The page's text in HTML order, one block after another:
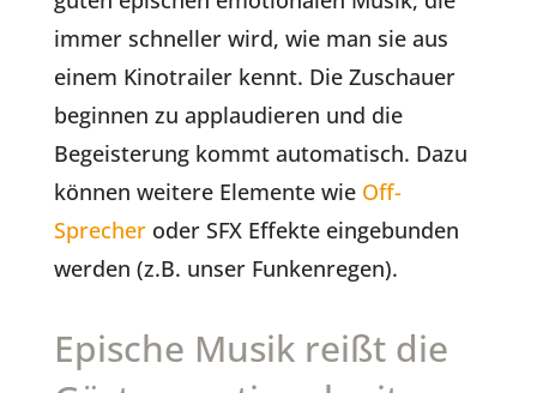
immer schneller wird, wie man sie aus
einem Kinotrailer kennt. Die Zuschauer
beginnen zu applaudieren und die
Begeisterung kommt automatisch. Dazu
können weitere Elemente wie Off-
Sprecheroder SFX Effekte eingebunden
werden (z.B. unser Funkenregen).
Epische Musik reißt die